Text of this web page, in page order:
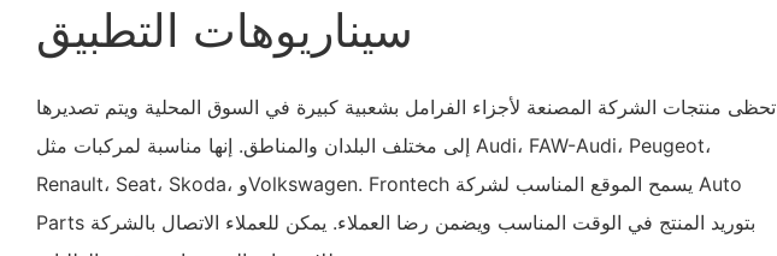
سيناريوهات التطبيق
تحظى منتجات الشركة المصنعة لأجزاء الفرامل بشعبية كبيرة في السوق المحلية ويتم تصديرها
إلى مختلف البلدان والمناطق. إنها مناسبة لمركبات مثل Audi، FAW-Audi، Peugeot،
Renault، Seat، Skoda، وVolkswagen. Frontech يسمح الموقع المناسب لشركة Auto
Parts بتوريد المنتج في الوقت المناسب ويضمن رضا العملاء. يمكن للعملاء الاتصال بالشركة